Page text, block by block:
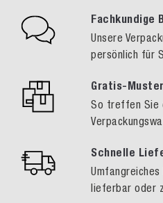
Fachkundige
Unsere
persönlich für
Gratis-
So treffen Sie
Schnelle
lieferbar oder